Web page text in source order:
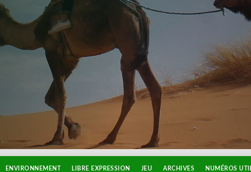
ENVIRONNEMENT LIBRE EXPRESSION JEU ARCHIVES NUMÉROS